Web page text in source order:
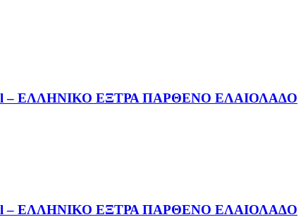
– ΕΛΛΗΝΙΚΟ ΕΞΤΡΑ ΠΑΡΘΕΝΟ ΕΛΑΙΟΛΑΔΟ
– ΕΛΛΗΝΙΚΟ ΕΞΤΡΑ ΠΑΡΘΕΝΟ ΕΛΑΙΟΛΑΔΟ